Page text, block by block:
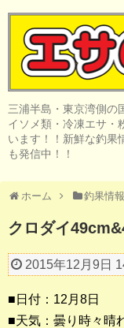
三浦半島・東京湾側の
イソメ類・冷凍エサ・
います！！新鮮な釣果
も発信中！！
ホーム 釣果情報
クロダイ
2015年12月9日
■日付：12月8日
■天気：曇り時々晴
H O M E
取 扱 商 品
釣 果 情 報
陸っぱりルアー
船・ボート釣り